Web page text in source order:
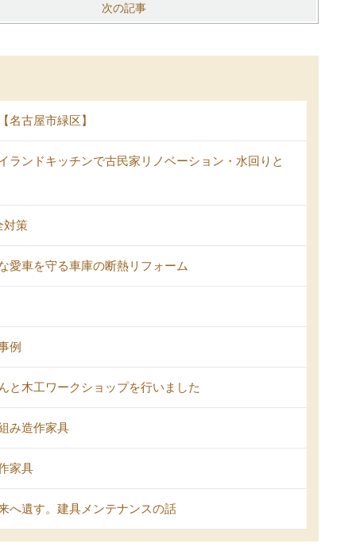
次の記事
古屋市緑区】
ンドキッチンで古民家リノベーション・水回りと
対策
愛車を守る車庫の断熱リフォーム
例
と木工ワークショップを行いました
み造作家具
家具
へ遺す。建具メンテナンスの話